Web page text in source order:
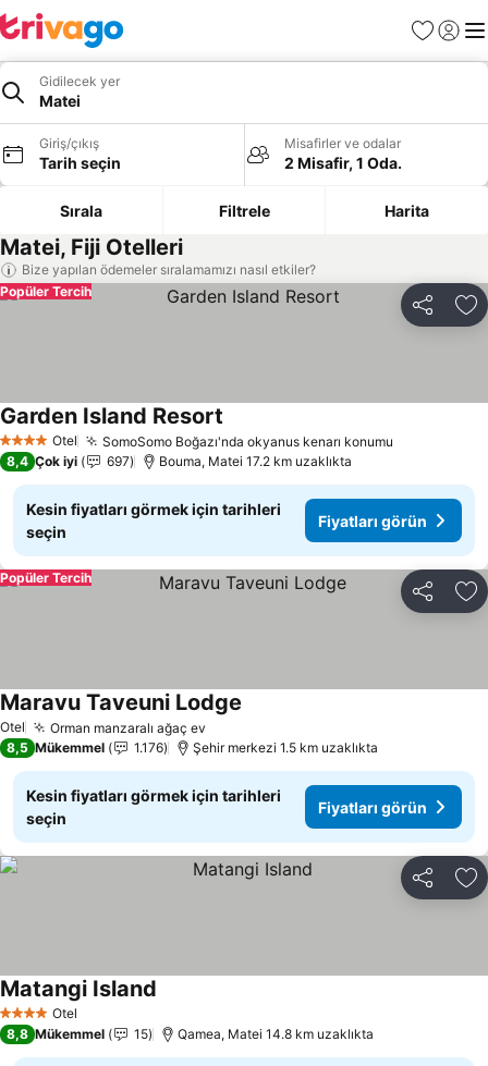
Favoriler
Giriş
Gidilecek yer
Matei
Giriş/çıkış
Tarih seçin
Misafirler ve odalar
2 Misafir, 1 Oda.
Sırala Filtrele Harita
Matei, Fiji Otelleri
Bize yapılan ödemeler sıralamamızı nasıl etkiler?
Paylaş
Popüler Tercih
4 Yıldız Otel SomoSomo Boğazı'nda okyanus kenarı konumu
Garden Island Resort
8,4 Çok iyi 697 Bouma, Matei 17.2 km uzaklıkta
Kesin fiyatları görmek için tarihleri
seçin
Fiyatları görün
Paylaş
Popüler Tercih
Otel Orman manzaralı ağaç ev
Maravu Taveuni Lodge
8,5 Mükemmel 1.176 Şehir merkezi 1.5 km uzaklıkta
Kesin fiyatları görmek için tarihleri
seçin
Fiyatları görün
Paylaş
4 Yıldız Otel
Matangi Island
8,8 Mükemmel 15 Qamea, Matei 14.8 km uzaklıkta